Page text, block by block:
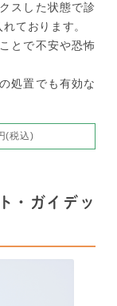
スした状態で診
ております。
とで不安や恐怖
処置でも有効な
(税込)
・ガイデッ